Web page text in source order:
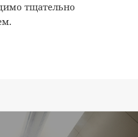
тщательно